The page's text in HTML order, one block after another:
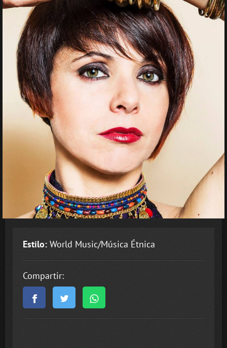
Estilo: World Music/Música Étnica
Compartir: